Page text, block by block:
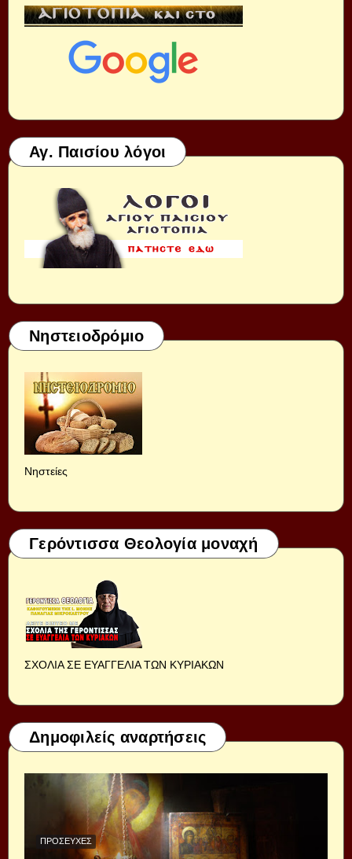
Αγ. Παισίου λόγοι
Νηστειοδρόμιο
Νηστείες
Γερόντισσα Θεολογία μοναχή
ΣΧΟΛΙΑ ΣΕ ΕΥΑΓΓΕΛΙΑ ΤΩΝ ΚΥΡΙΑΚΩΝ
Δημοφιλείς αναρτήσεις
ΠΡΟΣΕΥΧΈΣ